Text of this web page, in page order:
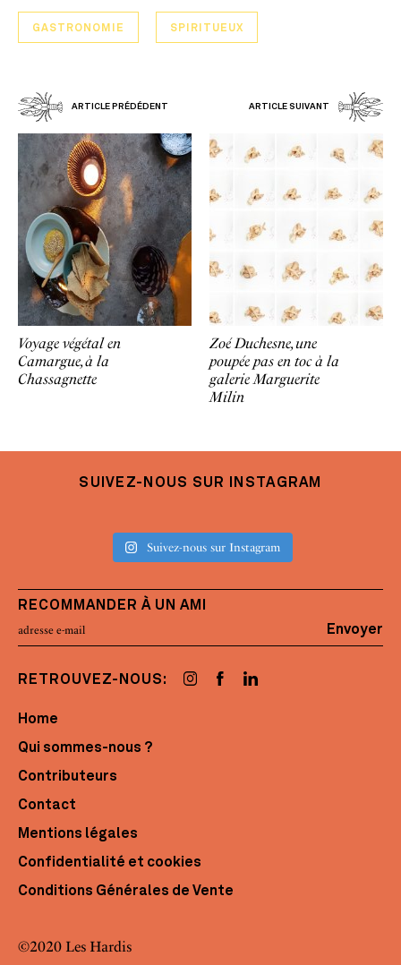
GASTRONOMIE SPIRITUEUX
ARTICLE PRÉDÉDENT ARTICLE SUIVANT
Voyage végétal en
Camargue, à la
Chassagnette
Zoé Duchesne, une
poupée pas en toc à la
galerie Marguerite
Milin
SUIVEZ-NOUS SUR INSTAGRAM
Suivez-nous sur Instagram
RECOMMANDER À UN AMI
Envoyer
RETROUVEZ-NOUS:
Home
Qui sommes-nous ?
Contributeurs
Contact
Mentions légales
Confidentialité et cookies
Conditions Générales de Vente
©2020 Les Hardis